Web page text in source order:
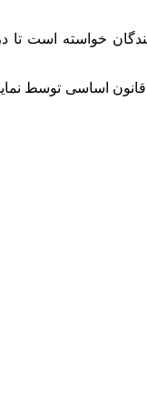
خواسته
قانون اساسی توسط